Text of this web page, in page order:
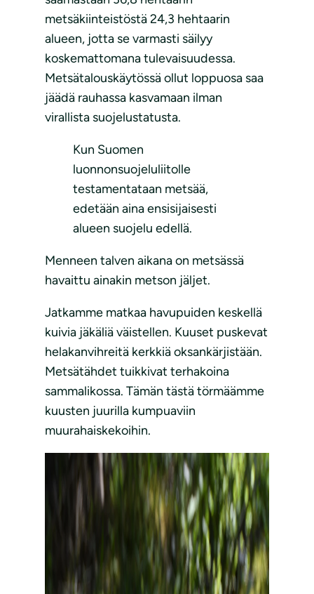
metsäkiinteistöstä 24,3 hehtaarin
alueen, jotta se varmasti säilyy
koskemattomana tulevaisuudessa.
Metsätalouskäytössä ollut loppuosa saa
jäädä rauhassa kasvamaan ilman
virallista suojelustatusta.
Kun Suomen
luonnonsuojeluliitolle
testamentataan metsää,
edetään aina ensisijaisesti
alueen suojelu edellä.
Menneen talven aikana on metsässä
havaittu ainakin metson jäljet.
Jatkamme matkaa havupuiden keskellä
kuivia jäkäliä väistellen. Kuuset puskevat
helakanvihreitä kerkkiä oksankärjistään.
Metsätähdet tuikkivat terhakoina
sammalikossa. Tämän tästä törmäämme
kuusten juurilla kumpuaviin
muurahaiskekoihin.